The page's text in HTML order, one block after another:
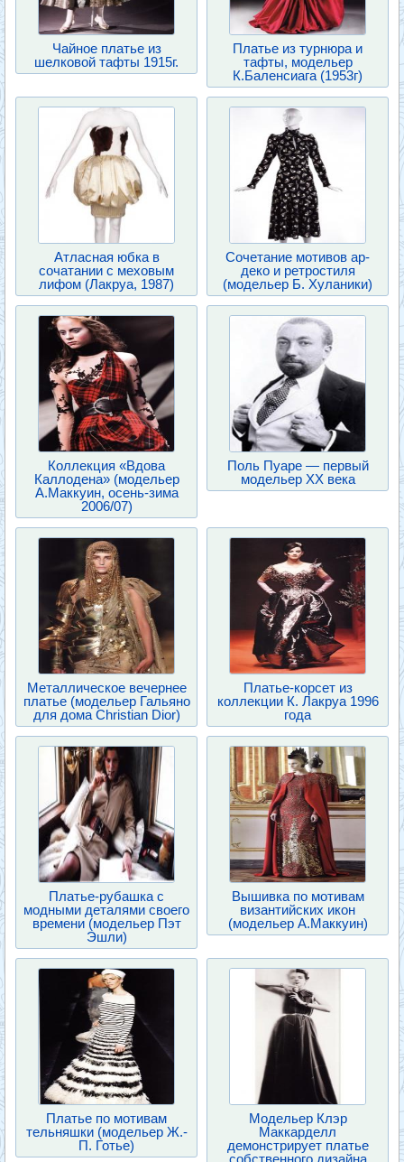
Чайное платье из
шелковой тафты 1915г.
Платье из турнюра и
тафты, модельер
К.Баленсиага (1953г)
Атласная юбка в
сочатании с меховым
лифом (Лакруа, 1987)
Сочетание мотивов ар-
деко и ретростиля
(модельер Б. Хуланики)
Коллекция «Вдова
Каллодена» (модельер
А.Маккуин, осень-зима
2006/07)
Поль Пуаре — первый
модельер XX века
Металлическое вечернее
платье (модельер Гальяно
для дома Christian Dior)
Платье-корсет из
коллекции К. Лакруа 1996
года
Платье-рубашка с
модными деталями своего
времени (модельер Пэт
Эшли)
Вышивка по мотивам
византийских икон
(модельер А.Маккуин)
Платье по мотивам
тельняшки (модельер Ж.-
П. Готье)
Модельер Клэр
Маккарделл
демонстрирует платье
собственного дизайна